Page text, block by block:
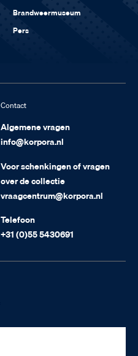
Brandweermuseum
Pers
Contact
Algemene vragen
info@korpora.nl
Voor schenkingen of vragen
over de collectie
vraagcentrum@korpora.nl
Telefoon
+31 (0)55 5430691